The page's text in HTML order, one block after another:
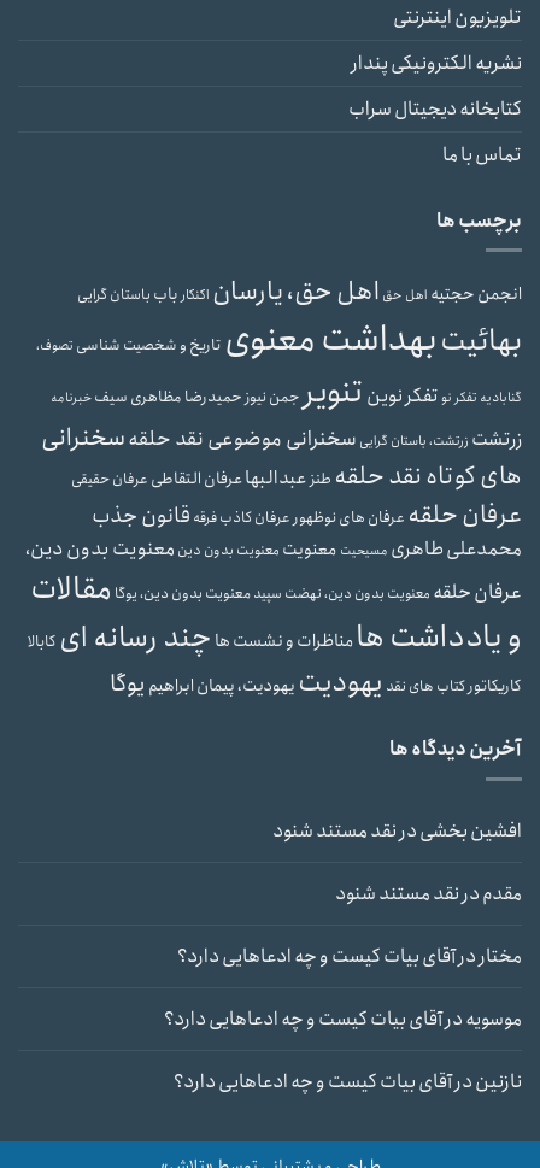
تلویزیون اینترنتی
نشریه الکترونیکی پندار
کتابخانه دیجیتال سراب
تماس با ما
برچسب ها
انجمن حجتیه اهل حق اهل حق، یارسان اکنکارباب باستان گرایی
بهائیتبهداشت معنوی تاریخ و شخصیت شناسی تصوف،
گنابادیه تفکر نوتفکر نوین تنویر جمن نیوزحمیدرضا مظاهری سیفخبرنامه
زرتشت زرتشت، باستان گرایی سخنرانی موضوعی نقد حلقهسخنرانی
های کوتاه نقد حلقه طنزعبدالبهاعرفان التقاطی عرفان حقیقی
عرفان حلقه عرفان های نوظهورعرفان کاذبفرقه قانون جذب
محمدعلی طاهری مسیحیت معنویت معنویت بدون دین معنویت بدون دین،
عرفان حلقه معنویت بدون دین، نهضت سپیدمعنویت بدون دین، یوگا مقالات
و یادداشت هامناظرات و نشست ها چند رسانه ای کابالا
کاریکاتورکتاب های نقد یهودیت یهودیت، پیمان ابراهیم یوگا
آخرین دیدگاه ها
افشین بخشیدرنقد مستند شنود
مقدمدرنقد مستند شنود
مختاردرآقای بیات کیست و چه ادعاهایی دارد؟
موسویهدرآقای بیات کیست و چه ادعاهایی دارد؟
نازنیندرآقای بیات کیست و چه ادعاهایی دارد؟